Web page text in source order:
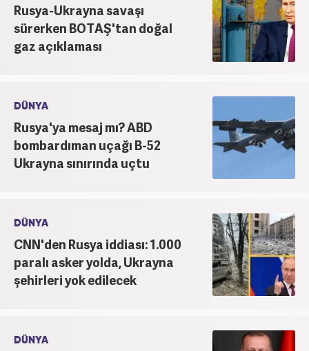
Rusya-Ukrayna savaşı
sürerken BOTAŞ'tan doğal
gaz açıklaması
DÜNYA
Rusya'ya mesaj mı? ABD
bombardıman uçağı B-52
Ukrayna sınırında uçtu
DÜNYA
CNN'den Rusya iddiası: 1.000
paralı asker yolda, Ukrayna
şehirleri yok edilecek
DÜNYA